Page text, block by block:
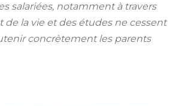
salariées, notamment à travers
de la vie et des études ne cessent
concrètement les parents